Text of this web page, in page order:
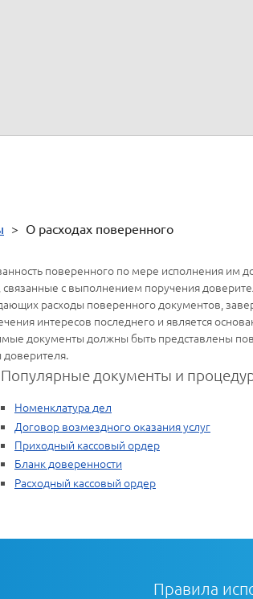
> О расходах поверенного
поверенного по мере исполнения им
с выполнением поручения
расходы поверенного документов,
интересов последнего и является
документы должны быть представлены
доверителя.
Популярные документы и
Номенклатура дел
Договор возмездного оказания услуг
Приходный кассовый ордер
Бланк доверенности
Расходный кассовый ордер
Правила